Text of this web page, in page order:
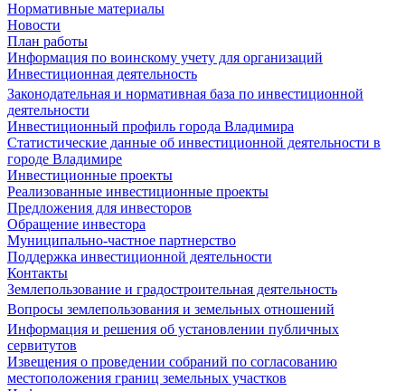
Нормативные материалы
Новости
План работы
Информация по воинскому учету для организаций
Инвестиционная деятельность
Законодательная и нормативная база по инвестиционной
деятельности
Инвестиционный профиль города Владимира
Статистические данные об инвестиционной деятельности в
городе Владимире
Инвестиционные проекты
Реализованные инвестиционные проекты
Предложения для инвесторов
Обращение инвестора
Муниципально-частное партнерство
Поддержка инвестиционной деятельности
Контакты
Землепользование и градостроительная деятельность
Вопросы землепользования и земельных отношений
Информация и решения об установлении публичных
сервитутов
Извещения о проведении собраний по согласованию
местоположения границ земельных участков